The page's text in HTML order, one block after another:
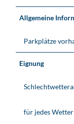
Allgemeine
Parkplätze
Eignung
für jedes Wetter